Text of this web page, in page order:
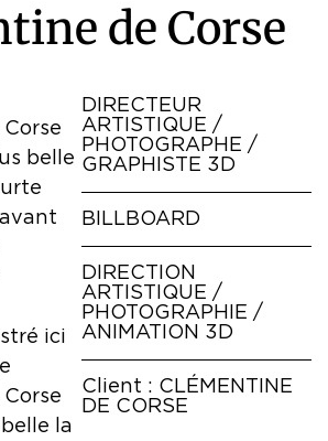
tine de Corse
belle
ici
la
DIRECTEUR
ARTISTIQUE /
PHOTOGRAPHE /
GRAPHISTE 3D
BILLBOARD
DIRECTION
ARTISTIQUE /
PHOTOGRAPHIE /
ANIMATION 3D
Client : CLÉMENTINE
DE CORSE